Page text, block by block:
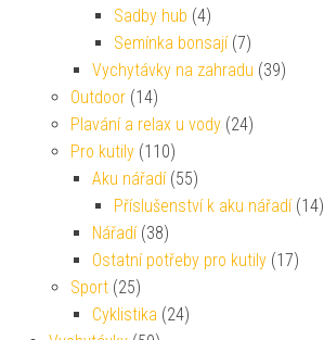
Sadby hub (4)
Semínka bonsají (7)
Vychytávky na zahradu (39)
Outdoor (14)
Plavání a relax u vody (24)
Pro kutily (110)
Aku nářadí (55)
Příslušenství k aku nářadí (14)
Nářadí (38)
Ostatní potřeby pro kutily (17)
Sport (25)
Cyklistika (24)